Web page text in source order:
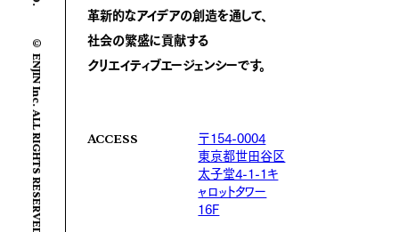
© ENJIN Inc. ALL RIGHTS RESERVED.
革新的なアイデアの創造を通して、
社会の繁盛に貢献する
クリエイティブエージェンシーです。
ACCESS
〒154-0004
東京都世田谷区
太子堂4-1-1キ
ャロットタワー
16F